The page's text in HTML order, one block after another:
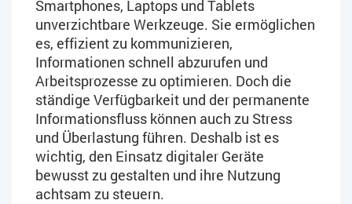
Smartphones, Laptops und Tablets
unverzichtbare Werkzeuge. Sie ermöglichen
es, effizient zu kommunizieren,
Informationen schnell abzurufen und
Arbeitsprozesse zu optimieren. Doch die
ständige Verfügbarkeit und der permanente
Informationsfluss können auch zu Stress
und Überlastung führen. Deshalb ist es
wichtig, den Einsatz digitaler Geräte
bewusst zu gestalten und ihre Nutzung
achtsam zu steuern.